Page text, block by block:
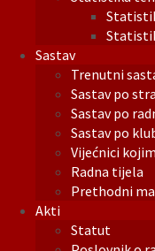
Sastav
Trenutni
Sastav po
Sastav po
Sastav po
Vijećnici
Radna tijela
Prethodni
Akti
Statut